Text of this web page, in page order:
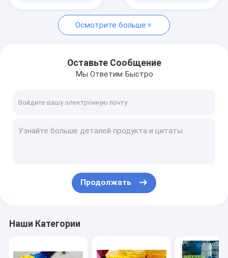
Продукты
Осмотрите больше
Оставьте Сообщение
Мы Ответим Быстро
Продолжать
Наши Категории